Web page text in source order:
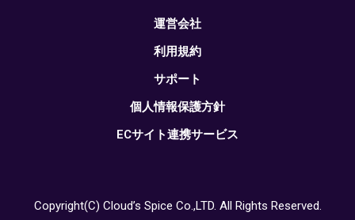
運営会社
利用規約
サポート
個人情報保護方針
ECサイト連携サービス
Copyright(C) Cloud’s Spice Co.,LTD. All Rights Reserved.